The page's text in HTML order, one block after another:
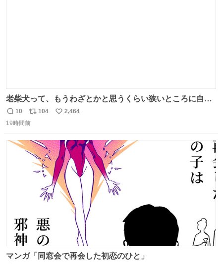
老柴犬って、もうわざとかと思うくらい狭いところに自ら
はまりにいくじゃないですか？ 今朝ガーデニングしてる飼
い主の間にはまってきて、最高に可愛かった♥️
返
信
10
リ
ポ
ト
数
104
い
数
2,464
19時間前
マンガ「同窓会で再会した初恋のひと」